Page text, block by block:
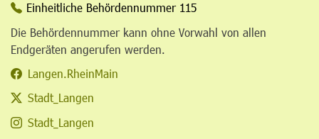
Einheitliche Behördennummer 115
Die Behördennummer kann ohne Vorwahl von allen
Endgeräten angerufen werden.
Langen.RheinMain
Stadt_Langen
Stadt_Langen